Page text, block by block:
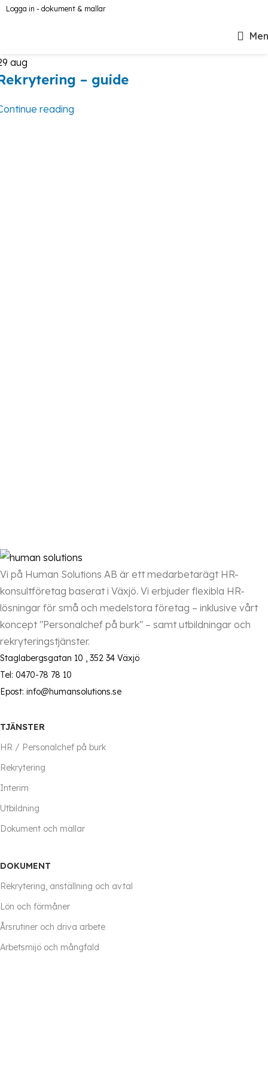
Logga in - dokument & mallar
aug
– guide
reading
Vi på Human Solutions AB är ett medarbetarägt HR-
konsultföretag baserat i Växjö. Vi erbjuder flexibla HR-
lösningar för små och medelstora företag – inklusive vårt
koncept "Personalchef på burk" – samt utbildningar och
rekryteringstjänster.
Staglabergsgatan 10 , 352 34 Växjö
Tel: 0470-78 78 10
Epost: info@humansolutions.se
TJÄNSTER
HR / Personalchef på burk
Rekrytering
Interim
Utbildning
Dokument och mallar
DOKUMENT
Rekrytering, anställning och avtal
Lön och förmåner
Årsrutiner och driva arbete
Arbetsmijö och mångfald